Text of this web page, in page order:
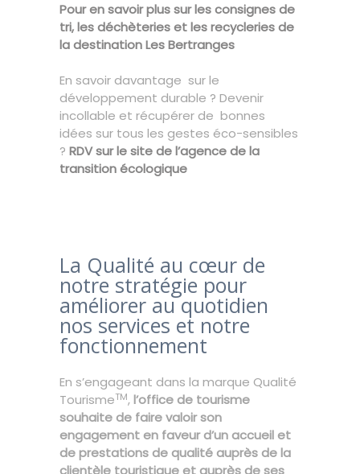
Pour en savoir plus sur les consignes de
tri, les déchèteries et les recycleries de
la destination Les Bertranges
En savoir davantage sur le
développement durable ? Devenir
incollable et récupérer de bonnes
idées sur tous les gestes éco-sensibles
? RDV sur le site de l’agence de la
transition écologique
La Qualité au cœur de
notre stratégie pour
améliorer au quotidien
nos services et notre
fonctionnement
En s’engageant dans la marque Qualité
TourismeTM,l’office de tourisme
souhaite de faire valoir son
engagement en faveur d’un accueil et
de prestations de qualité auprès de la
clientèle touristique et auprès de ses